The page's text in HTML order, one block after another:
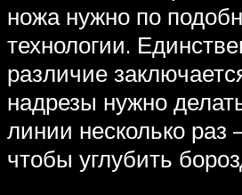
ножа нужно по
технологии.
различие
надрезы нужно
линии несколько раз
чтобы углубить